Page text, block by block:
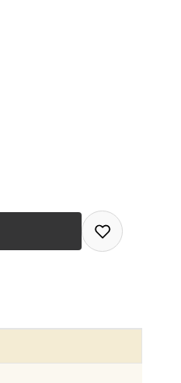
届けができませ